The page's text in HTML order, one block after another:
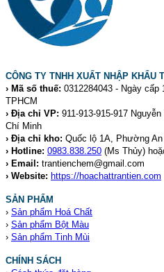
CÔNG TY TNHH XUẤT NHẬP KHẨU
› Mã số thuế: 0312284043 - Ngày
TPHCM
› Địa chỉ VP: 911-913-915-917
Chí Minh
› Địa chỉ kho: Quốc lộ 1A, Phường
› Hotline: 0983.838.250 (Ms Thủy)
› Email: trantienchem@gmail.com
› Website: https://hoachattrantien.com
SẢN PHẨM
› Sản phẩm Hoá Chất
› Sản phẩm Bột Màu
› Sản phẩm Tinh Mùi
CHÍNH SÁCH